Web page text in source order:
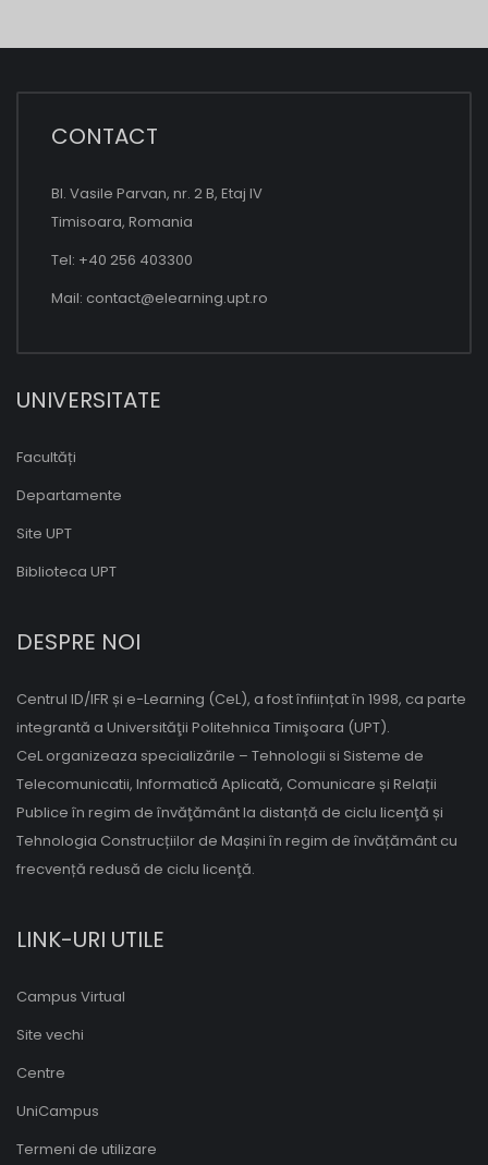
CONTACT
Bl. Vasile Parvan, nr. 2 B, Etaj IV
Timisoara, Romania
Tel: +40 256 403300
Mail: contact@elearning.upt.ro
UNIVERSITATE
Facultăți
Departamente
Site UPT
Biblioteca UPT
DESPRE NOI
Centrul ID/IFR și e-Learning (CeL), a fost înființat în 1998, ca parte
integrantă a Universităţii Politehnica Timişoara (UPT).
CeL organizeaza specializările – Tehnologii si Sisteme de
Telecomunicatii, Informatică Aplicată, Comunicare și Relații
Publice în regim de învăţământ la distanță de ciclu licenţă și
Tehnologia Construcțiilor de Mașini în regim de învățământ cu
frecvență redusă de ciclu licenţă.
LINK-URI UTILE
Campus Virtual
Site vechi
Centre
UniCampus
Termeni de utilizare